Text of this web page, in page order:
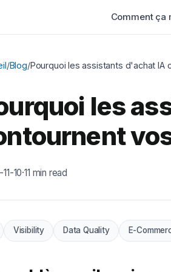
Comment ça
/Blog/Pourquoi les assistants d'achat IA
les
10·11 min read
Visibility Data Quality E-